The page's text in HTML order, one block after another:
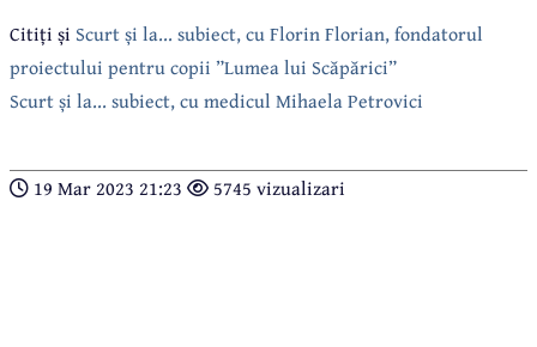
Citiți și Scurt și la... subiect, cu Florin Florian, fondatorul
proiectului pentru copii ”Lumea lui Scăpărici”
Scurt și la... subiect, cu medicul Mihaela Petrovici
19 Mar 2023 21:23 5745 vizualizari